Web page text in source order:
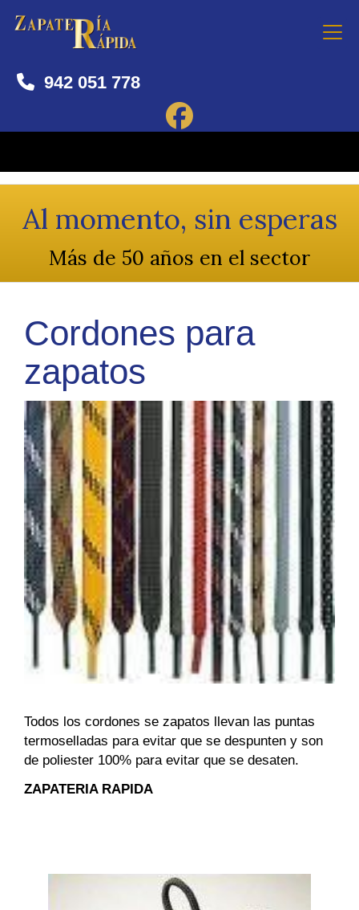
942 051 778
Al momento, sin esperas
Más de 50 años en el sector
Cordones para
zapatos
Todos los cordones se zapatos llevan las puntas
termoselladas para evitar que se despunten y son
de poliester 100% para evitar que se desaten.
ZAPATERIA RAPIDA